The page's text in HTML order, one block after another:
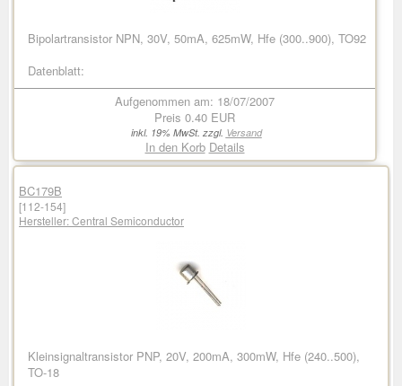
Bipolartransistor NPN, 30V, 50mA, 625mW, Hfe (300..900), TO92
Datenblatt:
Aufgenommen am: 18/07/2007
Preis 0.40 EUR
inkl. 19% MwSt. zzgl. Versand
In den Korb Details
BC179B
[112-154]
Hersteller:Central Semiconductor
Kleinsignaltransistor PNP, 20V, 200mA, 300mW, Hfe (240..500),
TO-18